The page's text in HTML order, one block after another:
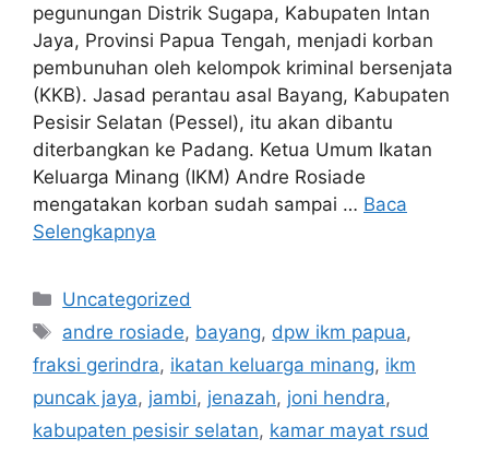
pegunungan Distrik Sugapa, Kabupaten Intan
Jaya, Provinsi Papua Tengah, menjadi korban
pembunuhan oleh kelompok kriminal bersenjata
(KKB). Jasad perantau asal Bayang, Kabupaten
Pesisir Selatan (Pessel), itu akan dibantu
diterbangkan ke Padang. Ketua Umum Ikatan
Keluarga Minang (IKM) Andre Rosiade
mengatakan korban sudah sampai … Baca
Selengkapnya
Kategori
Uncategorized
Tag
andre rosiade, bayang, dpw ikm papua,
fraksi gerindra, ikatan keluarga minang, ikm
puncak jaya, jambi, jenazah, joni hendra,
kabupaten pesisir selatan, kamar mayat rsud